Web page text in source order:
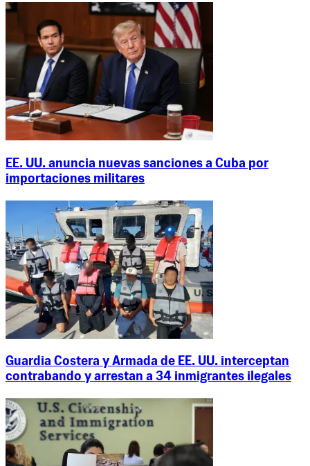
EE. UU. anuncia nuevas sanciones a Cuba por
importaciones militares
Guardia Costera y Armada de EE. UU. interceptan
contrabando y arrestan a 34 inmigrantes ilegales